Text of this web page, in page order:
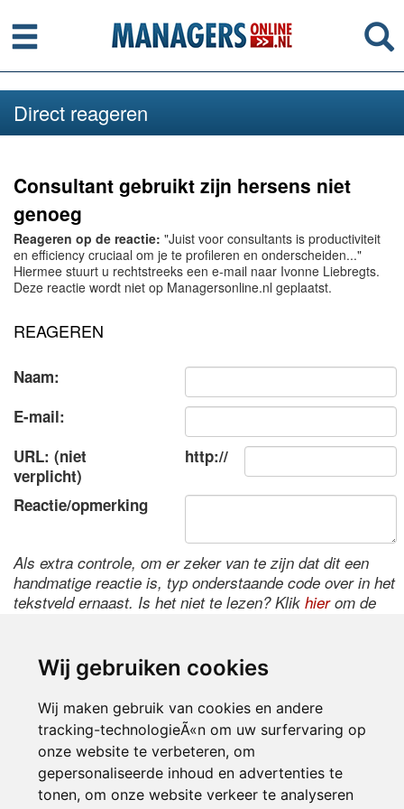
Wij gebruiken cookies
Wij maken gebruik van cookies en andere
tracking-technologieÃ«n om uw surfervaring op
onze website te verbeteren, om
gepersonaliseerde inhoud en advertenties te
tonen, om onze website verkeer te analyseren
Menu
Direct reageren
Consultant gebruikt zijn hersens niet
genoeg
Reageren op de reactie: "Juist voor consultants is productiviteit
en efficiency cruciaal om je te profileren en onderscheiden..."
Hiermee stuurt u rechtstreeks een e-mail naar Ivonne Liebregts.
Deze reactie wordt niet op Managersonline.nl geplaatst.
REAGEREN
Naam:
E-mail:
URL: (niet
verplicht)
http://
Reactie/opmerking
Als extra controle, om er zeker van te zijn dat dit een
handmatige reactie is, typ onderstaande code over in het
tekstveld ernaast. Is het niet te lezen? Klik hierom de